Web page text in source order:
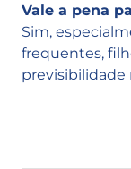
Vale a pena
Sim,
frequentes,
previsibilidade